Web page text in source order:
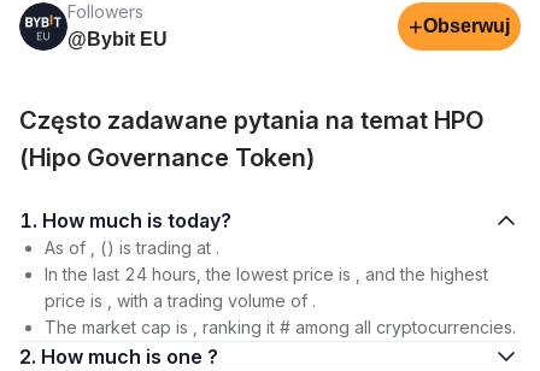
Followers
@Bybit EU
+Obserwuj
Często zadawane pytania na temat HPO
(Hipo Governance Token)
1. How much is today?
As of , () is trading at .
In the last 24 hours, the lowest price is , and the highest
price is , with a trading volume of .
The market cap is , ranking it # among all cryptocurrencies.
2. How much is one ?